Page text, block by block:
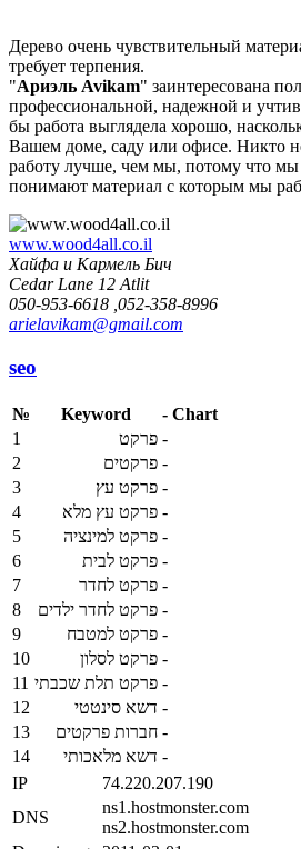
Дерево очень чувствительный
требует терпения.
"Ариэль Avikam" заинтересована
профессиональной, надежной и
бы работа выглядела хорошо,
Вашем доме, саду или офисе. Никто
работу лучше, чем мы, потому что
понимают материал с которым мы
www.wood4all.co.il
Хайфа и Кармель Бич
Cedar Lane 12 Atlit
050-953-6618 ,052-358-8996
arielavikam@gmail.com
seo
№ Keyword - Chart
1
פרקט -
2
פרקטים -
3
פרקט עץ -
4
פרקט עץ מלא -
5
פרקט למינציה -
6
פרקט לבית -
7
פרקט לחדר -
8
פרקט לחדר ילדים -
9
פרקט למטבח -
10
פרקט לסלון -
11 פרקט תלת שכבתי -
12
דשא סינטטי -
13
חברות פרקטים -
14
דשא מלאכותי -
IP
74.220.207.190
DNS
ns1.hostmonster.com
ns2.hostmonster.com